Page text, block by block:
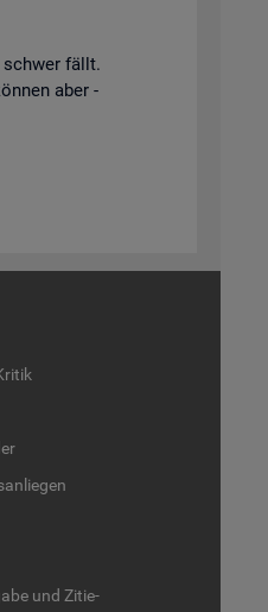
schwer fällt.
aber -
und Zi­tie­